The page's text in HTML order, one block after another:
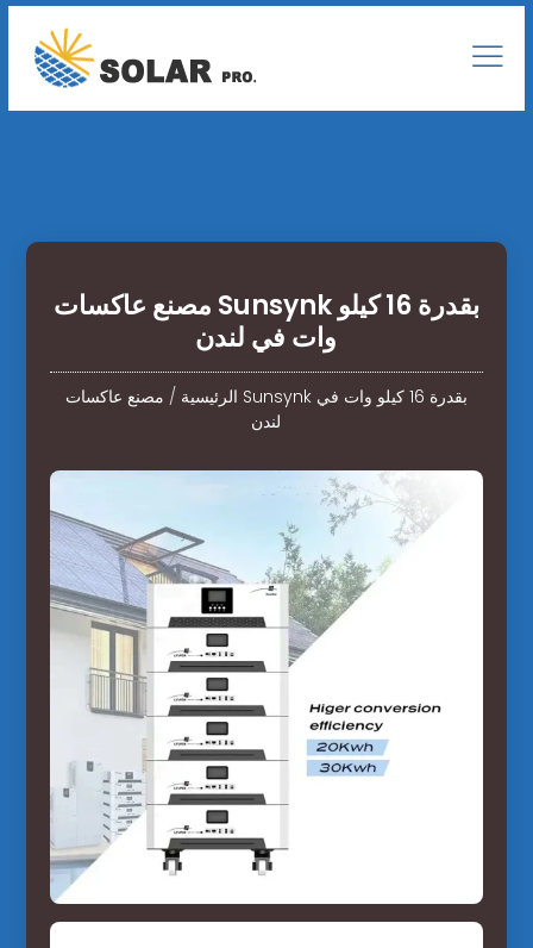
مصنع عاكسات Sunsynk بقدرة 16 كيلو
وات في لندن
الرئيسية / مصنع عاكسات Sunsynk بقدرة 16 كيلو وات في
لندن